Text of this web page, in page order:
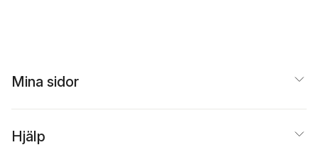
Mina sidor
Hjälp